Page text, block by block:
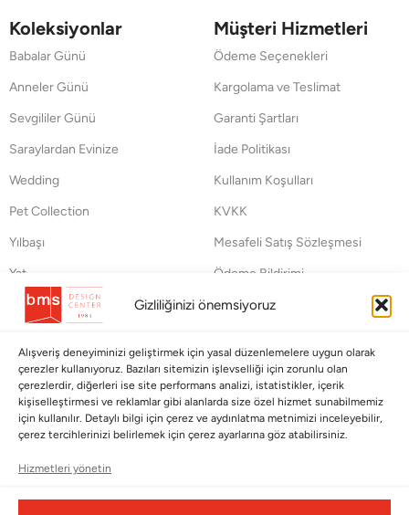
Gizliliğinizi önemsiyoruz
Alışveriş deneyiminizi geliştirmek için yasal düzenlemelere uygun olarak
çerezler kullanıyoruz. Bazıları sitemizin işlevselliği için zorunlu olan
çerezlerdir, diğerleri ise site performans analizi, istatistikler, içerik
kişiselleştirmesi ve reklamlar gibi alanlarda size özel hizmet sunabilmemiz
için kullanılır. Detaylı bilgi için çerez ve aydınlatma metnimizi inceleyebilir,
çerez tercihlerinizi belirlemek için çerez ayarlarına göz atabilirsiniz.
Hizmetleri yönetin
Koleksiyonlar
Babalar Günü
Anneler Günü
Sevgililer Günü
Saraylardan Evinize
Wedding
Pet Collection
Yılbaşı
Yat
Müşteri Hizmetleri
Ödeme Seçenekleri
Kargolama ve Teslimat
Garanti Şartları
İade Politikası
Kullanım Koşulları
KVKK
Mesafeli Satış Sözleşmesi
Ödeme Bildirimi
Hata Bildirim Formu
BÜLTENİMİZE ABONE OLUN
Kayıt olun ve fırsatlardan ilk siz yararlanın!
Bültenimize Abone Olun